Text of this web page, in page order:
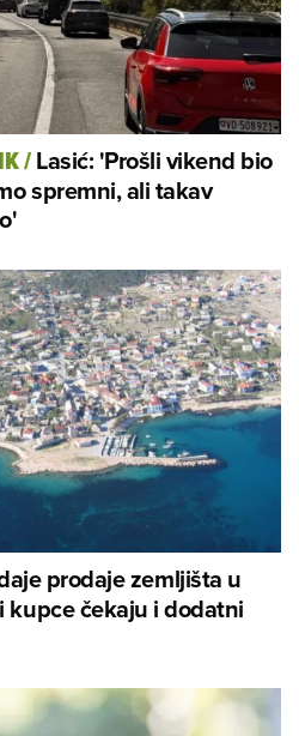
/Lasić: 'Prošli vikend bio
spremni, ali takav
prodaje zemljišta u
kupce čekaju i dodatni